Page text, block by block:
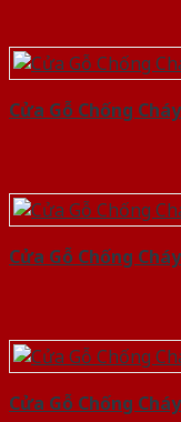
Cửa Gỗ Chống
Cửa Gỗ Chống
Cửa Gỗ Chống